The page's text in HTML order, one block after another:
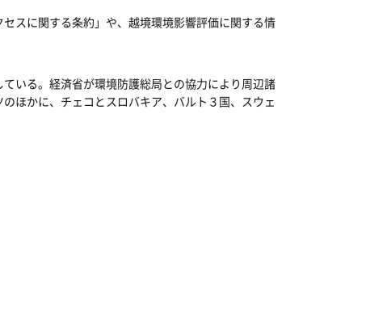
スに関する条約」や、越境環境影響評価に関する情
いる。経済省が環境防護総局との協力により周辺諸
ほかに、チェコとスロバキア、バルト３国、スウェ